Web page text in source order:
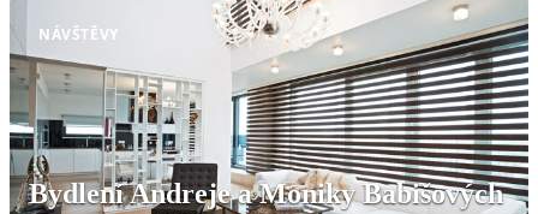
NÁVŠTĚVY
Bydlení Andreje a Moniky Babišových